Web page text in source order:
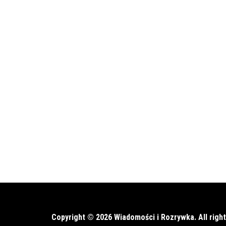
Copyright © 2026 Wiadomości i Rozrywka. All